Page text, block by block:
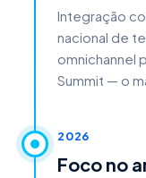
Integração
nacional de
omnichannel
Summit — o
2026
Foco no